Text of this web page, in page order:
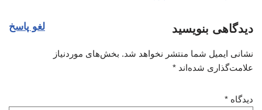
دیدگاهی بنویسید لغو پاسخ
نشانی ایمیل شما منتشر نخواهد شد. بخش‌های موردنیاز
علامت‌گذاری شده‌اند *
دیدگاه *